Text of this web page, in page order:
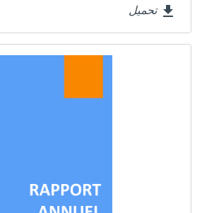
file_download تحميل